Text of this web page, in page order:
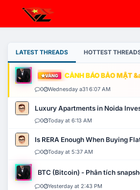
LATEST THREADS HOTTEST
VÀNG CẢNH BÁO BẢO MẬT
0 Wednesday a31 6:07 AM
Luxury Apartments in Noida
0 Today at 6:13 AM
Is RERA Enough When Buying
0 Today at 5:37 AM
BTC (Bitcoin) - Phân tích
0 Yesterday at 2:43 PM